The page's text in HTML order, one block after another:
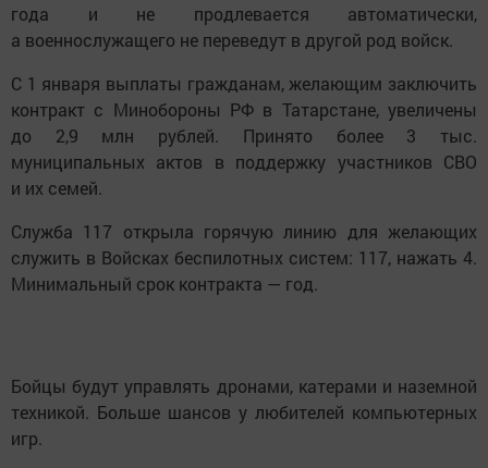
года и не продлевается автоматически,
а военнослужащего не переведут в другой род войск.
С 1 января выплаты гражданам, желающим заключить
контракт с Минобороны РФ в Татарстане, увеличены
до 2,9 млн рублей. Принято более 3 тыс.
муниципальных актов в поддержку участников СВО
и их семей.
Служба 117 открыла горячую линию для желающих
служить в Войсках беспилотных систем: 117, нажать 4.
Минимальный срок контракта — год.
Бойцы будут управлять дронами, катерами и наземной
техникой. Больше шансов у любителей компьютерных
игр.